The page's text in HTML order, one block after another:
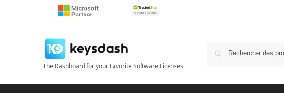
The Dashboard for your Favorite Software Licenses